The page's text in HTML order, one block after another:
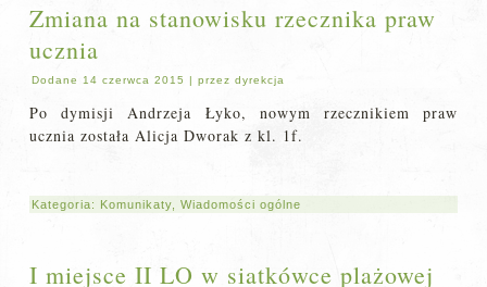
Zmiana na stanowisku rzecznika praw
ucznia
Dodane 14 czerwca 2015 |przez dyrekcja
Po dymisji Andrzeja Łyko, nowym rzecznikiem praw
ucznia została Alicja Dworak z kl. 1f.
Kategoria: Komunikaty ,Wiadomości ogólne
I miejsce II LO w siatkówce plażowej